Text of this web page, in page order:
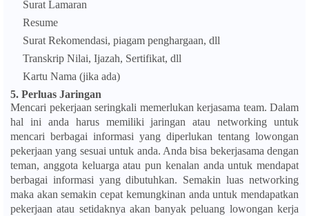
Surat Lamaran
Resume
Surat Rekomendasi, piagam penghargaan, dll
Transkrip Nilai, Ijazah, Sertifikat, dll
Kartu Nama (jika ada)
5. Perluas Jaringan
Mencari pekerjaan seringkali memerlukan kerjasama team. Dalam
hal ini anda harus memiliki jaringan atau networking untuk
mencari berbagai informasi yang diperlukan tentang lowongan
pekerjaan yang sesuai untuk anda. Anda bisa bekerjasama dengan
teman, anggota keluarga atau pun kenalan anda untuk mendapat
berbagai informasi yang dibutuhkan. Semakin luas networking
maka akan semakin cepat kemungkinan anda untuk mendapatkan
pekerjaan atau setidaknya akan banyak peluang lowongan kerja